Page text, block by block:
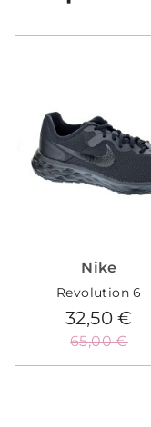
Nike
Revolution 6
32,50 €
65,00 €